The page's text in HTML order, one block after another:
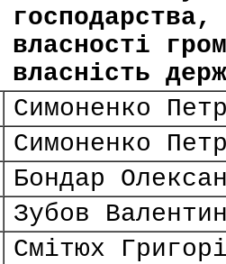
власності
власність
Симоненко
Симоненко
Бондар
Зубов
Смітюх